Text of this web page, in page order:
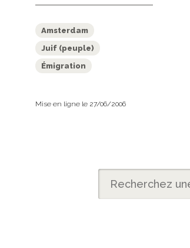
Amsterdam
Juif (peuple)
Émigration
Mise en ligne le 27/06/2006